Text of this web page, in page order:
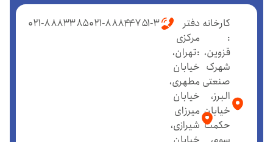
کارخانه
:
قزوین،
شهرک
صنعتی
البرز،
خیابان
حکمت
دفتر
مرکزی
:تهران،
خیابان
مطهری،
خیابان
میرزای
شیرازی،
۰۲۱-۸۸۸۴۴۷۵۱-۳۰۲۱-۸۸۸۳۳۸۵